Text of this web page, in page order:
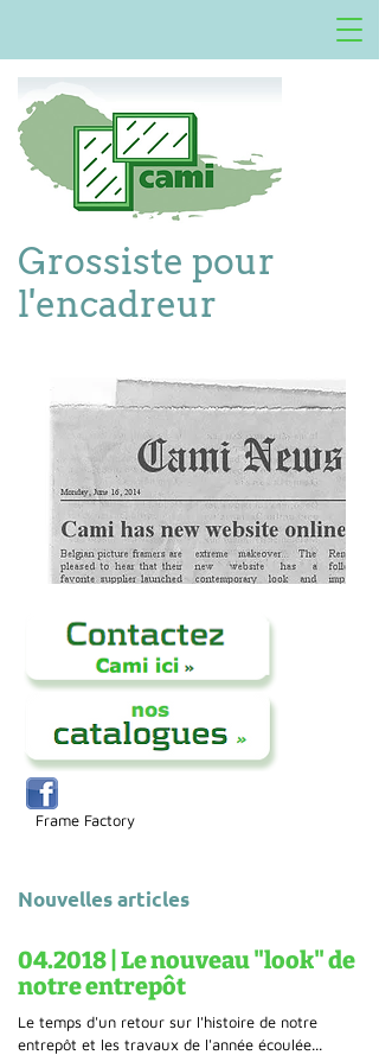
Grossiste pour
l'encadreur
Frame Factory
Nouvelles articles
04.2018 | Le nouveau "look" de
notre entrepôt
Le temps d'un retour sur l'histoire de notre
entrepôt et les travaux de l'année écoulée...